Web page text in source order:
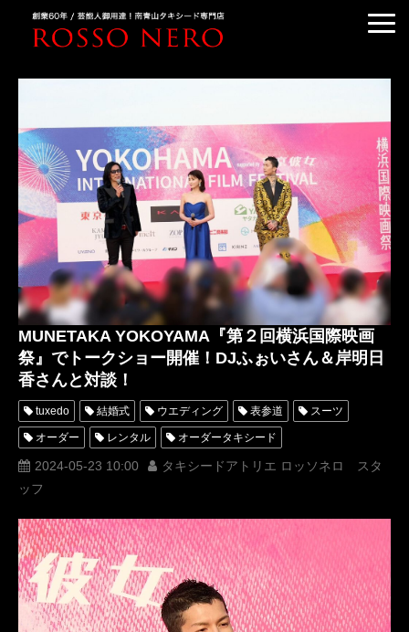
TUXEDO RANKING
KIMONO DRESS
CUSTOMER'S VOICE
COLUMN &BLOG
ABOUT US
ACCESS
MUNETAKA YOKOYAMA『第２回横浜国際映画
祭』でトークショー開催！DJふぉいさん＆岸明日
香さんと対談！
tuxedo 結婚式 ウエディング 表参道 スーツ
オーダー レンタル オーダータキシード
レンタルタキシード パーティー ロッソネロ ブライダル
衣装
tuxedos 西陣織タキシード 名古屋
オーダータキシード東京 オーダータキシード名古屋
新郎衣装 レンタルタキシード東京
レンタルタキシード名古屋 横浜 芸能人 ROSSONERO
映画 タキシードオーダー東京 タキシードレンタル東京
2024-05-23 10:00
タキシードアトリエ ロッソネロ スタ
ッフ